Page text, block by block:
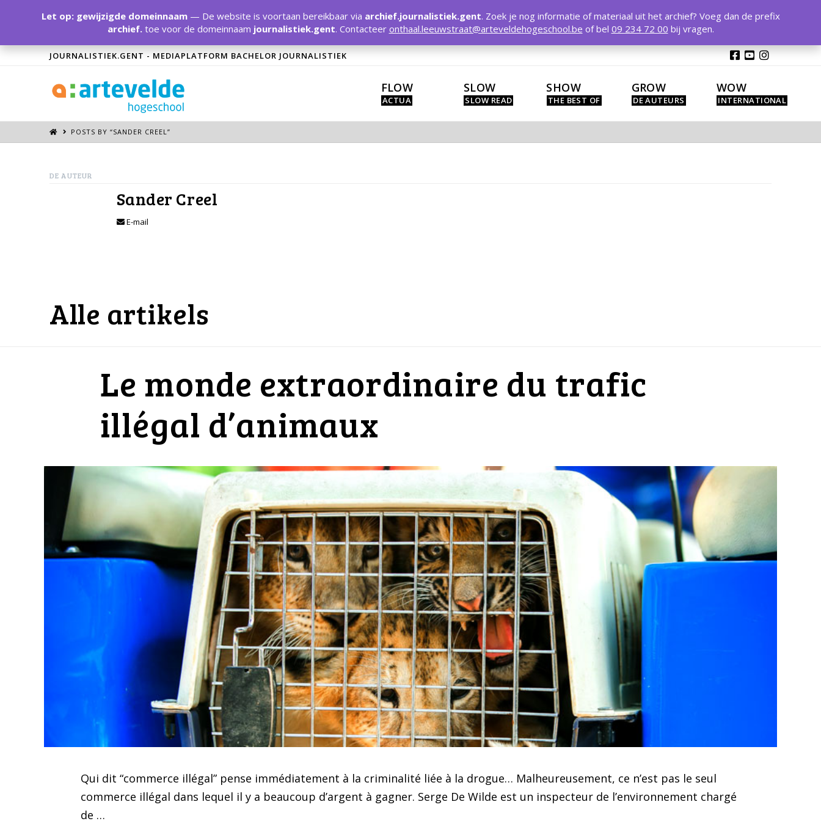
JOURNALISTIEK.GENT - MEDIAPLATFORM BACHELOR JOURNALISTIEK
FLOW SLOW SHOW GROW WOW
POSTS BY “SANDER CREEL”
DE AUTEUR
Sander Creel
E-mail
Alle artikels
Le monde extraordinaire du trafic
illégal d’animaux
Qui dit “commerce illégal” pense immédiatement à la criminalité liée à la drogue… Malheureusement, ce n’est pas le seul
commerce illégal dans lequel il y a beaucoup d’argent à gagner. Serge De Wilde est un inspecteur de l’environnement chargé
de …
Let op: gewijzigde domeinnaam— De website is voortaan bereikbaar via archief.journalistiek.gent. Zoek je nog informatie of materiaal uit het archief? Voeg dan de prefix
archief.toe voor de domeinnaam journalistiek.gent. Contacteer onthaal.leeuwstraat@arteveldehogeschool.be of bel 09 234 72 00 bij vragen.